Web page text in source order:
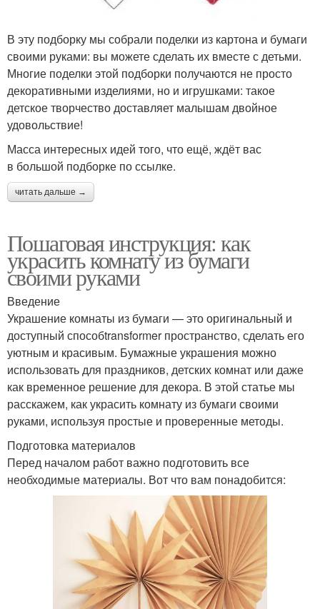
В эту подборку мы собрали поделки из картона и бумаги
своими руками: вы можете сделать их вместе с детьми.
Многие поделки этой подборки получаются не просто
декоративными изделиями, но и игрушками: такое
детское творчество доставляет малышам двойное
удовольствие!
Масса интересных идей того, что ещё, ждёт вас
в большой подборке по ссылке.
читать дальше →
Пошаговая инструкция: как
украсить комнату из бумаги
своими руками
Введение
Украшение комнаты из бумаги — это оригинальный и
доступный способtransformer пространство, сделать его
уютным и красивым. Бумажные украшения можно
использовать для праздников, детских комнат или даже
как временное решение для декора. В этой статье мы
расскажем, как украсить комнату из бумаги своими
руками, используя простые и проверенные методы.
Подготовка материалов
Перед началом работ важно подготовить все
необходимые материалы. Вот что вам понадобится: